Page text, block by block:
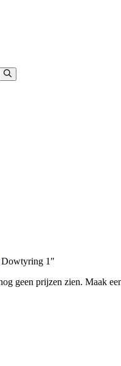
Dowtyring 1″
geen prijzen zien. Maak